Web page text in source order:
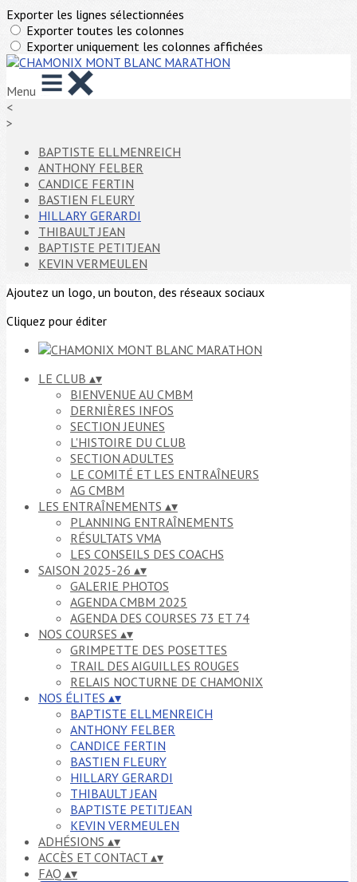
Exporter les lignes sélectionnées
Exporter toutes les colonnes
Exporter uniquement les colonnes affichées
Menu
<
>
BAPTISTE ELLMENREICH
ANTHONY FELBER
CANDICE FERTIN
BASTIEN FLEURY
HILLARY GERARDI
THIBAULT JEAN
BAPTISTE PETITJEAN
KEVIN VERMEULEN
Ajoutez un logo, un bouton, des réseaux sociaux
Cliquez pour éditer
LE CLUB ▴▾
BIENVENUE AU CMBM
DERNIÈRES INFOS
SECTION JEUNES
L'HISTOIRE DU CLUB
SECTION ADULTES
LE COMITÉ ET LES ENTRAÎNEURS
AG CMBM
LES ENTRAÎNEMENTS ▴▾
PLANNING ENTRAÎNEMENTS
RÉSULTATS VMA
LES CONSEILS DES COACHS
SAISON 2025-26 ▴▾
GALERIE PHOTOS
AGENDA CMBM 2025
AGENDA DES COURSES 73 ET 74
NOS COURSES ▴▾
GRIMPETTE DES POSETTES
TRAIL DES AIGUILLES ROUGES
RELAIS NOCTURNE DE CHAMONIX
NOS ÉLITES ▴▾
BAPTISTE ELLMENREICH
ANTHONY FELBER
CANDICE FERTIN
BASTIEN FLEURY
HILLARY GERARDI
THIBAULT JEAN
BAPTISTE PETITJEAN
KEVIN VERMEULEN
ADHÉSIONS ▴▾
ACCÈS ET CONTACT ▴▾
FAQ ▴▾